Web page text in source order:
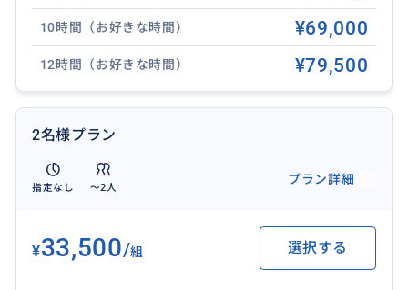
るネイチャーツアー！それぞれ特徴が異なるハワイTO
P5の植物園にプラスして、コーヒーやマカダミアナッ
ツ、オーガニック野菜などが楽しめます。穴場スポット
が中心ですが、ワイキキの喧騒を離れてハワイの良さ
を肌で感じるには最高のツアーとなっています！ホテ
なく、程よくハワイを遊ぶことができます。
「フォスター植物園」→「ワヒアワボタニカルガーデ
ン」→「グリーンワールドコーヒーファーム」→「ワ
10時間（お好きな時間） ¥69,000
12時間（お好きな時間） ¥79,500
2名様プラン
指定なし 〜2人
プラン詳細
¥33,500/組 選択する